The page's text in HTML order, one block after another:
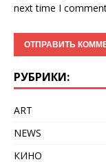
next time I
РУБРИКИ:
ART
NEWS
КИНО